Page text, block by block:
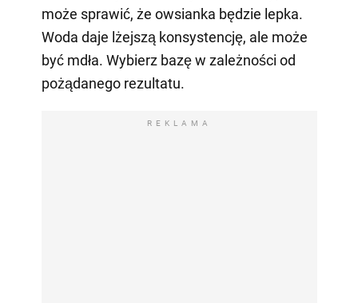
może sprawić, że owsianka będzie lepka.
Woda daje lżejszą konsystencję, ale może
być mdła. Wybierz bazę w zależności od
pożądanego rezultatu.
REKLAMA